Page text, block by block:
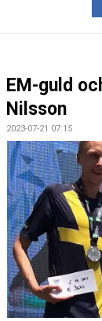
TÄVLING
VÅRA TÄVLINGAR
MEDLEMSKAP OCH
FÖRENINGEN
KLÄDKOLLEKTION
STATISTIK
TRÄNARE
EM-guld
Nilsson
2023-07-21 07:15